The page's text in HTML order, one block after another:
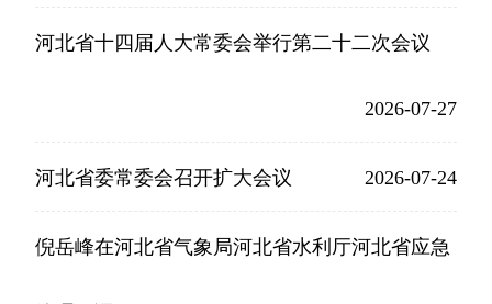
河北省十四届人大常委会举行第二十二次会议
2026-07-27
河北省委常委会召开扩大会议 2026-07-24
倪岳峰在河北省气象局河北省水利厅河北省应急